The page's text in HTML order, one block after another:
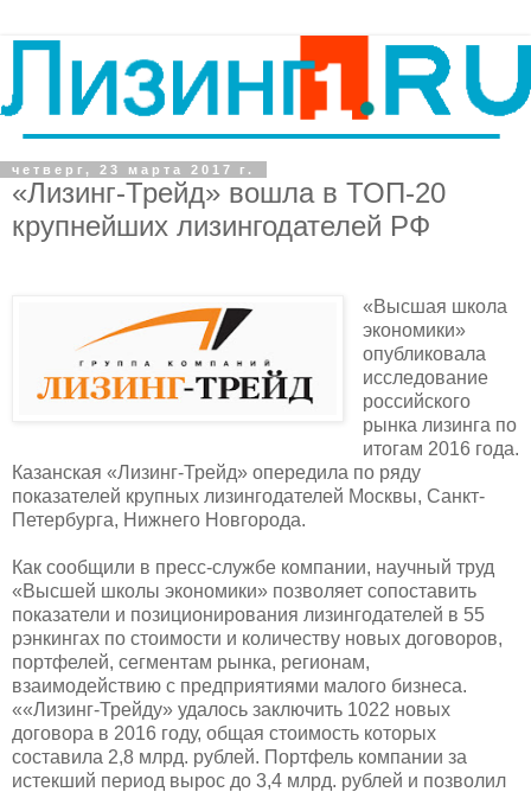
четверг, 23 марта 2017 г.
«Лизинг-Трейд» вошла в ТОП-20
крупнейших лизингодателей РФ
«Высшая школа
экономики»
опубликовала
исследование
российского
рынка лизинга по
итогам 2016 года.
Казанская «Лизинг-Трейд» опередила по ряду
показателей крупных лизингодателей Москвы, Санкт-
Петербурга, Нижнего Новгорода.
Как сообщили в пресс-службе компании, научный труд
«Высшей школы экономики» позволяет сопоставить
показатели и позиционирования лизингодателей в 55
рэнкингах по стоимости и количеству новых договоров,
портфелей, сегментам рынка, регионам,
взаимодействию с предприятиями малого бизнеса.
««Лизинг-Трейду» удалось заключить 1022 новых
договора в 2016 году, общая стоимость которых
составила 2,8 млрд. рублей. Портфель компании за
истекший период вырос до 3,4 млрд. рублей и позволил